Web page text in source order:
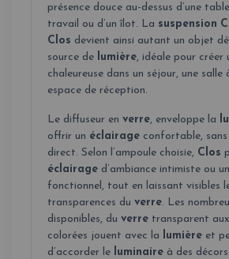
présence douce au-dessus d’une
travail ou d’un îlot. La suspension
Clos devient ainsi autant un objet
source de lumière, idéale pour créer
chaleureuse dans un séjour, une salle
espace de réception.
Le diffuseur en verre, enveloppe la
offrir un éclairage confortable, sans
direct. Selon l’ampoule choisie, Clos
éclairage d’ambiance intimiste ou
fonctionnel, tout en laissant visibles
transparences du verre. Les
disponibles, du verre transparent
colorées jouent avec la
lumière et
d’accorder le luminaire à des